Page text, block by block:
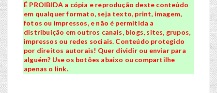
É PROIBIDA a cópia e reprodução deste conteúdo
em qualquer formato, seja texto, print, imagem,
fotos ou impressos, e não é permitida a
distribuição em outros canais, blogs, sites, grupos,
impressos ou redes sociais. Conteúdo protegido
por direitos autorais! Quer dividir ou enviar para
alguém? Use os botões abaixo ou compartilhe
apenas o link.